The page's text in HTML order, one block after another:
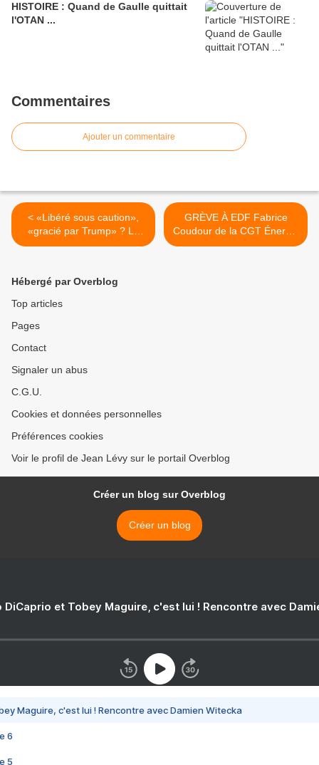
HISTOIRE : Quand de Gaulle quittait
l'OTAN ...
Commentaires
Ajouter un commentaire
< «Libéré sous caution»,
«gracié par Trump» ? Le
sort d'Assange en proie aux
GRÈVE À EDF Fabrice
Coudour de la CGT Énergie
: « On se bat pour les
Hébergé par Overblog
Top articles
Pages
Contact
Signaler un abus
C.G.U.
Cookies et données personnelles
Préférences cookies
Voir le profil de Jean Lévy sur le portail Overblog
Créer un blog sur Overblog
Créer un blog
DiCaprio et Tobey Maguire, c'est lui ! Rencontre avec
Maguire, c'est lui ! Rencontre avec Damien Witecka
6
5